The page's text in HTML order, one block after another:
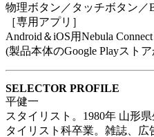
物理ボタン／タッチボタン／
［専用アプリ］
Android＆iOS用Nebula
(製品本体のGoogle Playスト
SELECTOR PROFILE
平健一
スタイリスト。1980年 山形
タイリスト科卒業。雑誌、